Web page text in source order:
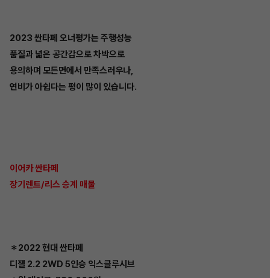
2023 싼타페 오너평가는 주행성능
품질과 넓은 공간감으로 차박으로
용의하며 모든면에서 만족스러우나,
연비가 아쉽다는 평이 많이 있습니다.
이어카 싼타페
장기렌트/리스 승계 매물
＊2022 현대 싼타페
디젤 2.2 2WD 5인승 익스클루시브